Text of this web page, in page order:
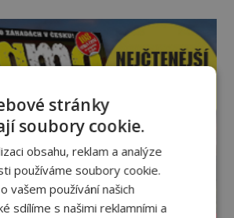
jde o seriózní filozofickou hypoté
stránky
soubory cookie.
obsahu, reklam a analýze
používáme soubory cookie.
vašem používání našich
sdílíme s našimi reklamními a